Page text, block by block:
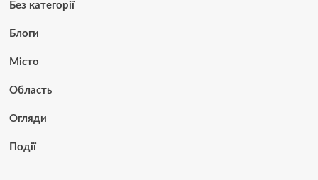
Без категорії
Блоги
Місто
Область
Огляди
Події